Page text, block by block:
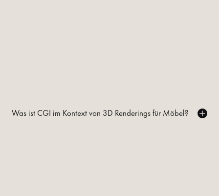
Was ist CGI im Kontext von 3D Renderings für Möbel?